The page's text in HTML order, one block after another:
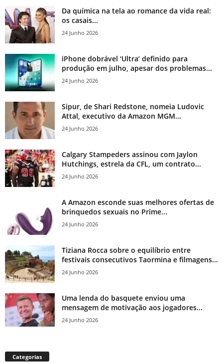
Da química na tela ao romance da vida real:
os casais...
24 Junho 2026
iPhone dobrável ‘Ultra’ definido para
produção em julho, apesar dos problemas...
24 Junho 2026
Sipur, de Shari Redstone, nomeia Ludovic
Attal, executivo da Amazon MGM...
24 Junho 2026
Calgary Stampeders assinou com Jaylon
Hutchings, estrela da CFL, um contrato...
24 Junho 2026
A Amazon esconde suas melhores ofertas de
brinquedos sexuais no Prime...
24 Junho 2026
Tiziana Rocca sobre o equilíbrio entre
festivais consecutivos Taormina e filmagens...
24 Junho 2026
Uma lenda do basquete enviou uma
mensagem de motivação aos jogadores...
24 Junho 2026
Categorias